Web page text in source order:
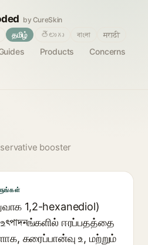
by CureSkin
Products
Concerns
தமிழ் తెలుగు বাংলা मराठी
booster
1,2-hexanediol)
ஈரப்பதத்தை
கரைப்பான்வு உ, மற்றும்